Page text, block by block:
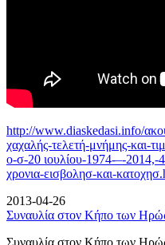
http://www.diaskedasi.info/
χαχαλής-τελετή-μνήμης-και-
ο-σ-20 ιουλίου-1974-–-2014,-
χρονια-εισβολησ-και-
2013-04-26
Συναυλία στον Κήπο των